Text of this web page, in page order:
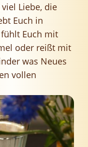
Liebe, die
Euch in
Euch mit
oder reißt mit
was Neues
vollen